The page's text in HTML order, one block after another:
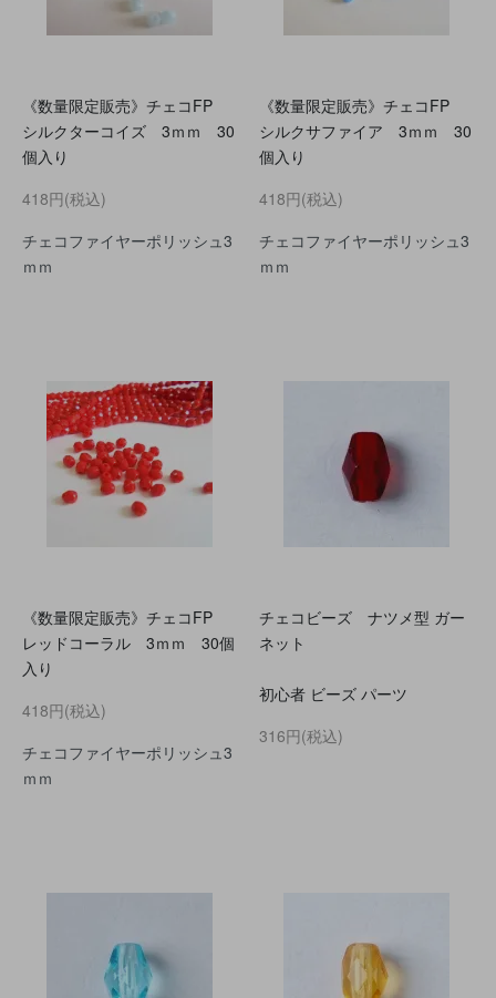
《数量限定販売》チェコFP
シルクターコイズ 3ｍｍ 30
個入り
418円(税込)
チェコファイヤーポリッシュ3
ｍｍ
《数量限定販売》チェコFP
シルクサファイア 3ｍｍ 30
個入り
418円(税込)
チェコファイヤーポリッシュ3
ｍｍ
《数量限定販売》チェコFP
レッドコーラル 3ｍｍ 30個
入り
418円(税込)
チェコファイヤーポリッシュ3
ｍｍ
チェコビーズ ナツメ型 ガー
ネット
初心者 ビーズ パーツ
316円(税込)